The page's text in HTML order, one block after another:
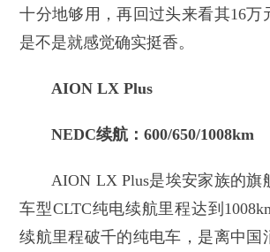
十分地够用，再回过头来看其16万
是不是就感觉确实挺香。
AION LX Plus
NEDC续航：600/650/1008km
AION LX Plus是埃安家族的旗
车型CLTC纯电续航里程达到
续航里程破千的纯电车，是离中国